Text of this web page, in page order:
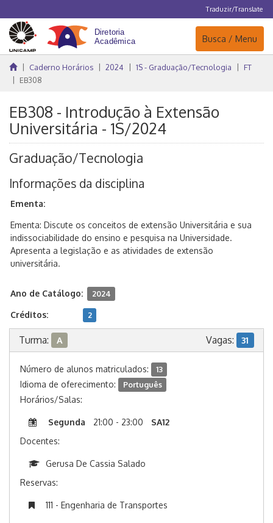
Traduzir/Translate
Navegação
Busca / Menu
Caderno Horários 2024 1S - Graduação/Tecnologia
FT
EB308
EB308 - Introdução à Extensão
Universitária - 1S/2024
Graduação/Tecnologia
Informações da disciplina
Ementa:
Ementa: Discute os conceitos de extensão Universitária e sua
indissociabilidade do ensino e pesquisa na Universidade.
Apresenta a legislação e as atividades de extensão
universitária.
Ano de Catálogo: 2024
Créditos: 2
Turma: A Vagas: 31
Número de alunos matriculados: 13
Idioma de oferecimento: Português
Horários/Salas:
Segunda 21:00 - 23:00
SA12
Docentes:
Gerusa De Cassia Salado
Reservas:
111 - Engenharia de Transportes